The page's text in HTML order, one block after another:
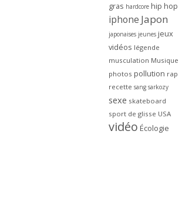
gras hardcore hip hop
iphone Japon
japonaises jeunes jeux
vidéos légende
musculation Musique
photos pollution rap
recette sang sarkozy
sexe skateboard
sport de glisse USA
vidéo Écologie